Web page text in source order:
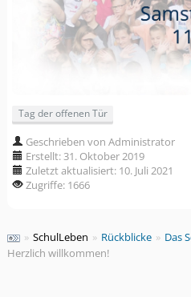
Tag der offenen Tür
Geschrieben von Administrator
Erstellt: 31. Oktober 2019
Zuletzt aktualisiert: 10. Juli 2021
Zugriffe: 1666
» SchulLeben » Rückblicke » Das
Herzlich willkommen!